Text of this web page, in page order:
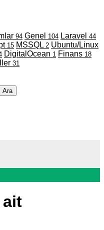
94 Genel 104 Laravel 44
15 MSSQL 2 Ubuntu/Linux
DigitalOcean 1 Finans 18
31
Ara